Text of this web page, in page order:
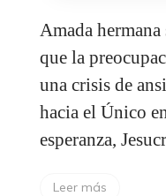
Amada
que la
una crisis de
hacia el Único
esperanza,
Leer más